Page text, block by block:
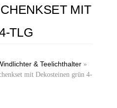
MIT
TLG
& Teelichthalter»
mit Dekosteinen grün 4-